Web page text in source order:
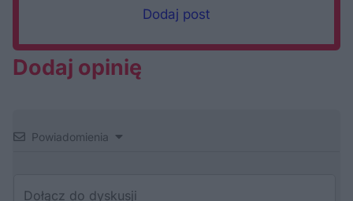
Dodaj post
Dodaj opinię
Powiadomienia